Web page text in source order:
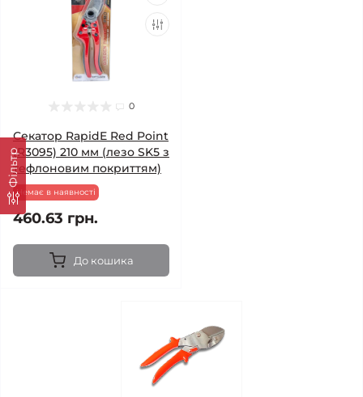
Фільтр
0
Секатор RapidE Red Point
(R3095) 210 мм (лезо SK5 з
тефлоновим покриттям)
Немає в наявності
460.63 грн.
До кошика